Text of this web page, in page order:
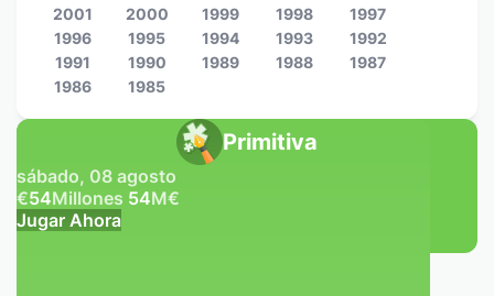
Primitiva
sábado, 08 agosto
€54Millones 54M€
Jugar Ahora
2001
2000 1999 1998
1997
1996
1995 1994 1993
1992
1991
1990 1989 1988
1987
1986
1985